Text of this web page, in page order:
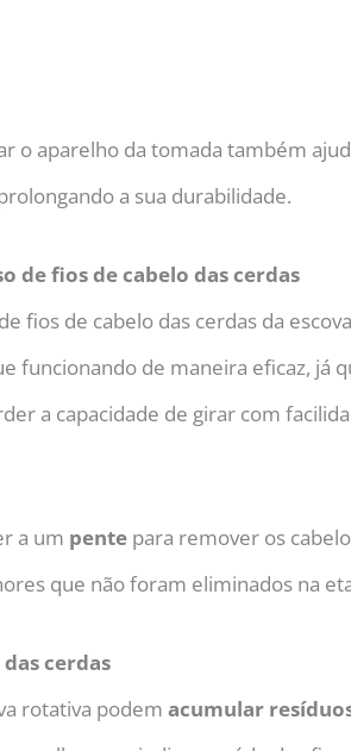
o aparelho da tomada também
a sua durabilidade.
de fios de cabelo das cerdas
fios de cabelo das cerdas da
funcionando de maneira eficaz, já
a capacidade de girar com
a um pente para remover os
que não foram eliminados na
cerdas
rotativa podem acumular